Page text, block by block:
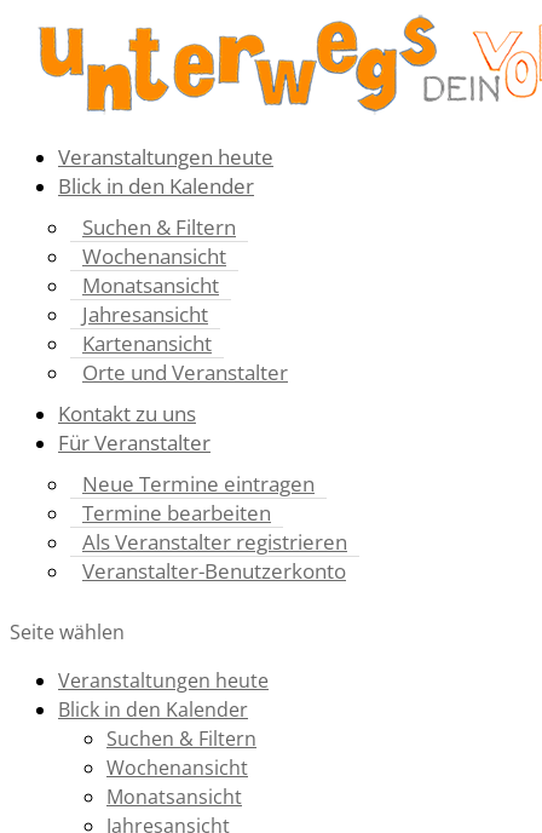
Veranstaltungen heute
Blick in den Kalender
Suchen & Filtern
Wochenansicht
Monatsansicht
Jahresansicht
Kartenansicht
Orte und Veranstalter
Kontakt zu uns
Für Veranstalter
Neue Termine eintragen
Termine bearbeiten
Als Veranstalter registrieren
Veranstalter-Benutzerkonto
Seite wählen
Veranstaltungen heute
Blick in den Kalender
Suchen & Filtern
Wochenansicht
Monatsansicht
Jahresansicht